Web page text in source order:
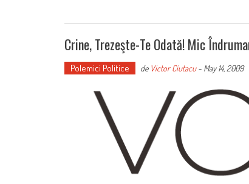
Crine, Trezeşte-Te Odată! Mic
Polemici Politice de Victor Ciutacu- May 14, 2009